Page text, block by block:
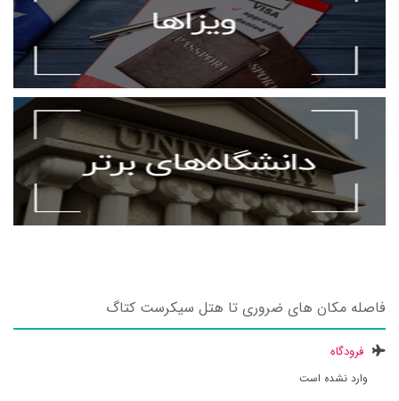
فاصله مکان های ضروری تا هتل سیکرست کتاگ
فرودگاه
وارد نشده است